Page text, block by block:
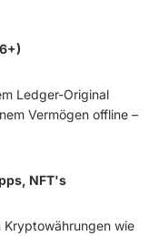
Ledger-Original
Vermögen offline –
NFT's
Kryptowährungen wie